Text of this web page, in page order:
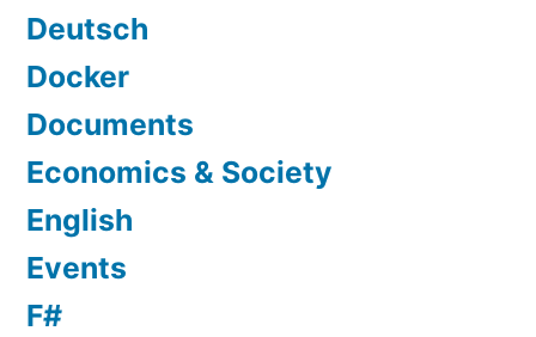
Deutsch
Docker
Documents
Economics & Society
English
Events
F#